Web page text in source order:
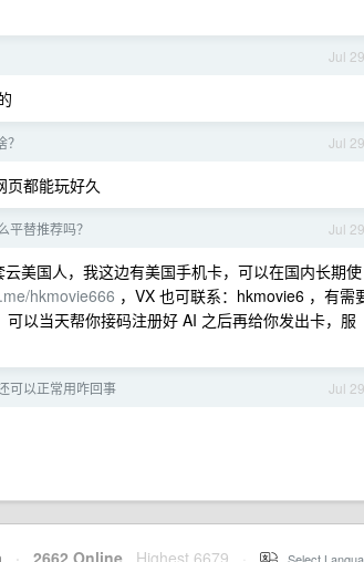
Jul 29
Jul 29
页都能玩好久
Jul 29
平替推荐吗？
美国人，我这边有美国手机卡，可以在国内长期使
hkmovie666 ，VX 也可联系：hkmovie6 ，有需
可以当天帮你接码注册好 AI 之后再给你发出卡，服
Jul 29
可以正常用咋回事
· 2662 Online Highest 6679